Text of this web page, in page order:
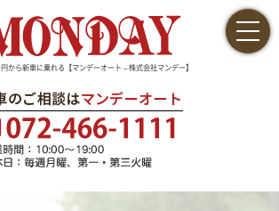
から新車に乗れる【マンデーオート – 株式会社マンデー】